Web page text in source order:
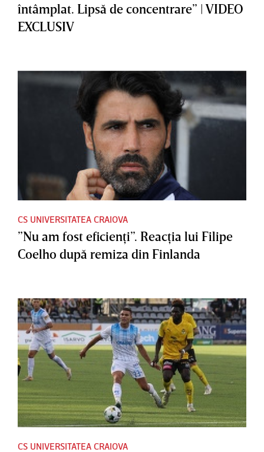
întâmplat. Lipsă de concentrare” | VIDEO
EXCLUSIV
CS UNIVERSITATEA CRAIOVA
”Nu am fost eficienţi”. Reacţia lui Filipe
Coelho după remiza din Finlanda
CS UNIVERSITATEA CRAIOVA